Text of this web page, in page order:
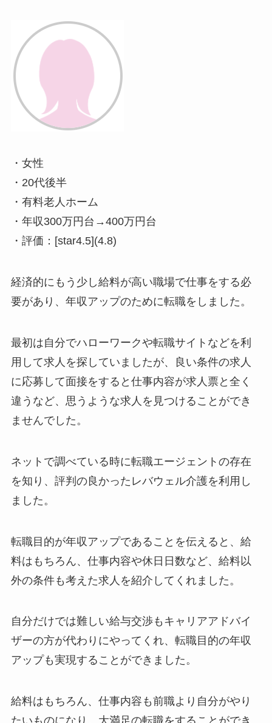
・女性
・20代後半
・有料老人ホーム
・年収300万円台→400万円台
・評価：[star4.5](4.8)
経済的にもう少し給料が高い職場で仕事をする必
要があり、年収アップのために転職をしました。
最初は自分でハローワークや転職サイトなどを利
用して求人を探していましたが、良い条件の求人
に応募して面接をすると仕事内容が求人票と全く
違うなど、思うような求人を見つけることができ
ませんでした。
ネットで調べている時に転職エージェントの存在
を知り、評判の良かったレバウェル介護を利用し
ました。
転職目的が年収アップであることを伝えると、給
料はもちろん、仕事内容や休日日数など、給料以
外の条件も考えた求人を紹介してくれました。
自分だけでは難しい給与交渉もキャリアアドバイ
ザーの方が代わりにやってくれ、転職目的の年収
アップも実現することができました。
給料はもちろん、仕事内容も前職より自分がやり